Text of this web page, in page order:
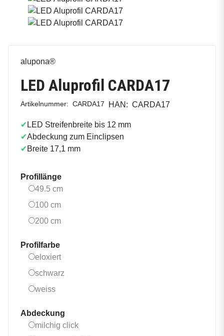
alupona®
LED Aluprofil CARDA17
Artikelnummer: CARDA17 HAN: CARDA17
✔ LED Streifenbreite bis 12 mm
✔Abdeckung zum Einclipsen
✔Breite 17,1 mm
Profillänge
49.5 cm49.5 cm
100 cm100 cm
200 cm200 cm
Profilfarbe
eloxierteloxiert
schwarz
weissweiss
Abdeckung
milchig clickmilchig click